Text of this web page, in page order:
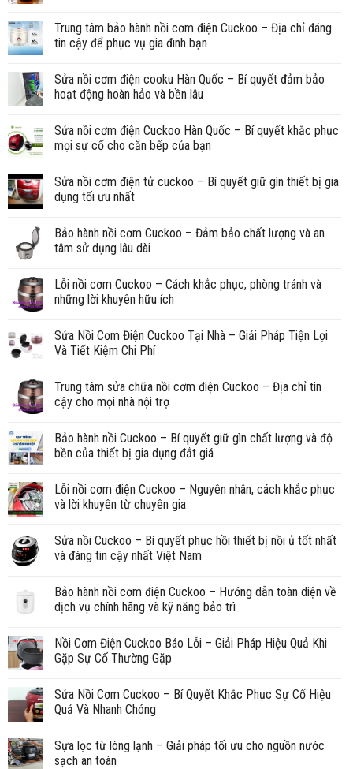
Trung tâm bảo hành nồi cơm điện Cuckoo – Địa chỉ đáng
tin cậy để phục vụ gia đình bạn
Sửa nồi cơm điện cooku Hàn Quốc – Bí quyết đảm bảo
hoạt động hoàn hảo và bền lâu
Sửa nồi cơm điện Cuckoo Hàn Quốc – Bí quyết khắc phục
mọi sự cố cho căn bếp của bạn
Sửa nồi cơm điện tử cuckoo – Bí quyết giữ gìn thiết bị gia
dụng tối ưu nhất
Bảo hành nồi cơm Cuckoo – Đảm bảo chất lượng và an
tâm sử dụng lâu dài
Lỗi nồi cơm Cuckoo – Cách khắc phục, phòng tránh và
những lời khuyên hữu ích
Sửa Nồi Cơm Điện Cuckoo Tại Nhà – Giải Pháp Tiện Lợi
Và Tiết Kiệm Chi Phí
Trung tâm sửa chữa nồi cơm điện Cuckoo – Địa chỉ tin
cậy cho mọi nhà nội trợ
Bảo hành nồi Cuckoo – Bí quyết giữ gìn chất lượng và độ
bền của thiết bị gia dụng đắt giá
Lỗi nồi cơm điện Cuckoo – Nguyên nhân, cách khắc phục
và lời khuyên từ chuyên gia
Sửa nồi Cuckoo – Bí quyết phục hồi thiết bị nồi ủ tốt nhất
và đáng tin cậy nhất Việt Nam
Bảo hành nồi cơm điện Cuckoo – Hướng dẫn toàn diện về
dịch vụ chính hãng và kỹ năng bảo trì
Nồi Cơm Điện Cuckoo Báo Lỗi – Giải Pháp Hiệu Quả Khi
Gặp Sự Cố Thường Gặp
Sửa Nồi Cơm Cuckoo – Bí Quyết Khắc Phục Sự Cố Hiệu
Quả Và Nhanh Chóng
Sựa lọc từ lòng lạnh – Giải pháp tối ưu cho nguồn nước
sạch an toàn